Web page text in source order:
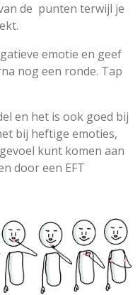
de punten terwijl je
emotie en geef
nog een ronde. Tap
en het is ook goed bij
bij heftige emoties,
kunt komen aan
door een EFT